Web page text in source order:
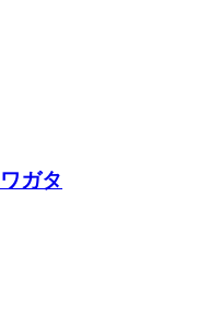
ガタ